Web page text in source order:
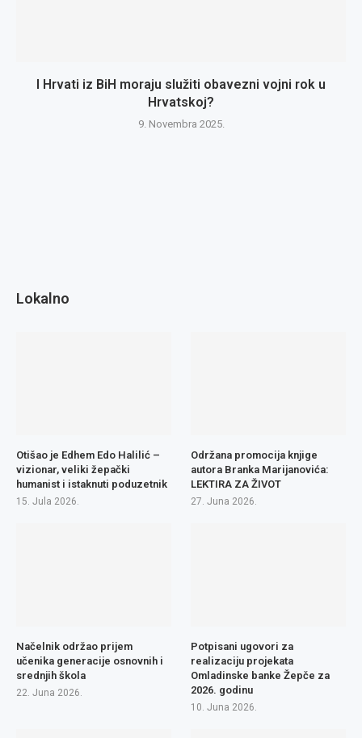
I Hrvati iz BiH moraju služiti obavezni vojni rok u
Hrvatskoj?
9. Novembra 2025.
Lokalno
Otišao je Edhem Edo Halilić –
vizionar, veliki žepački
humanist i istaknuti poduzetnik
15. Jula 2026.
Održana promocija knjige
autora Branka Marijanovića:
LEKTIRA ZA ŽIVOT
27. Juna 2026.
Načelnik održao prijem
učenika generacije osnovnih i
srednjih škola
22. Juna 2026.
Potpisani ugovori za
realizaciju projekata
Omladinske banke Žepče za
2026. godinu
10. Juna 2026.